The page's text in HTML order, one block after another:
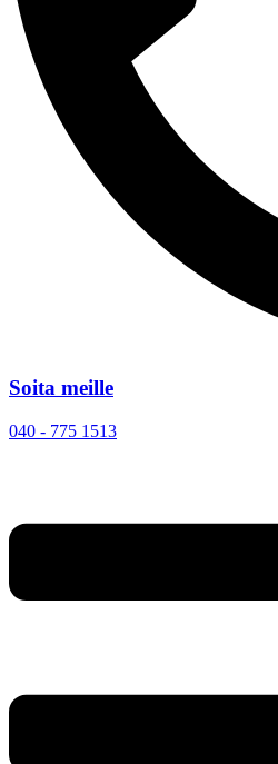
Soita meille
040 - 775 1513